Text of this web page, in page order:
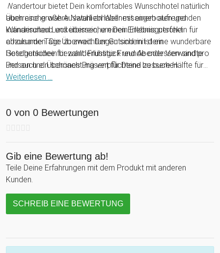
Wandertour bietet Dein komfortables Wunschhotel natürlich
auch eine große Auswahl an Wellnessangeboten und
kulinarischen Leckerbissen, um Dein Erlebnis perfekt
abzurunden.Die Übernachtungen sind mit dem
Hotelgutschein bezahlt. Frühstück und Abendessen sind pro
Person und Übernachtung verpflichtend zu buchen.
Überrasche wahre Naturliebhaber mit einem aufregenden
Wanderurlaub und überreiche einen Erlebnisgutschein für
erholsame Tage zu zweit. Der Gutschein ist eine wunderbare
Geschenkidee für wanderlustige Freunde oder Verwandte
und auch ein schönes Präsent für Deine bessere Hälfte für
einen gemeinsamen Ausflug. Dabei wird der Gutschein für
Weiterlesen ...
0 von 0 Bewertungen
Gib eine Bewertung ab!
Teile Deine Erfahrungen mit dem Produkt mit anderen
Kunden.
SCHREIB EINE BEWERTUNG